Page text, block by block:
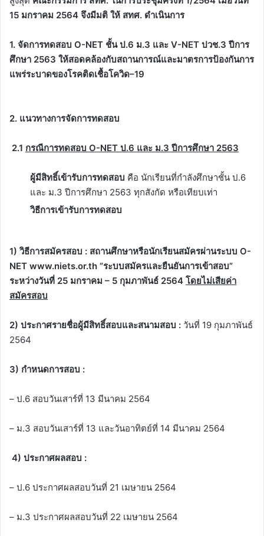
15 มกราคม 2564 จึงมีมติ ให้ สทศ. ดำเนินการ
1. จัดการทดสอบ O-NET ชั้น ป.6 ม.3 และ V-NET ปวช.3 ปีการ
ศึกษา 2563 ให้สอดคล้องกับสถานการณ์และมาตรการป้องกันการ
แพร่ระบาดของโรคติดเชื้อโควิด–19
2. แนวทางการจัดการทดสอบ
2.1 กรณีการทดสอบ O-NET ป.6 และ ม.3 ปีการศึกษา 2563
ผู้มีสิทธิ์เข้ารับการทดสอบ คือ นักเรียนที่กำลังศึกษาชั้น ป.6
และ ม.3 ปีการศึกษา 2563 ทุกสังกัด หรือเทียบเท่า
วิธีการเข้ารับการทดสอบ
1) วิธีการสมัครสอบ : สถานศึกษาหรือนักเรียนสมัครผ่านระบบ O-
NET www.niets.or.th “ระบบสมัครและยืนยันการเข้าสอบ”
ระหว่างวันที่ 25 มกราคม – 5 กุมภาพันธ์ 2564 โดยไม่เสียค่า
สมัครสอบ
2) ประกาศรายชื่อผู้มีสิทธิ์สอบและสนามสอบ : วันที่ 19 กุมภาพันธ์
2564
3) กำหนดการสอบ :
– ป.6 สอบวันเสาร์ที่ 13 มีนาคม 2564
– ม.3 สอบวันเสาร์ที่ 13 และวันอาทิตย์ที่ 14 มีนาคม 2564
4) ประกาศผลสอบ :
– ป.6 ประกาศผลสอบวันที่ 21 เมษายน 2564
– ม.3 ประกาศผลสอบวันที่ 22 เมษายน 2564